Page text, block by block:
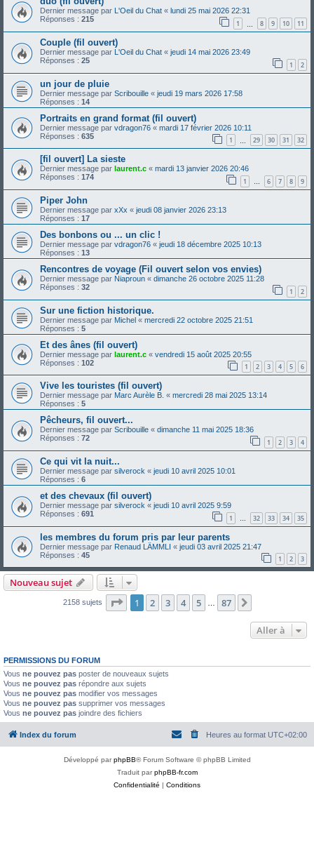
Dernier message par L'Oeil du Chat « lundi 25 mai 2026 22:31
Réponses : 215 1 8 9 10 11
Couple (fil ouvert)
Dernier message par L'Oeil du Chat « jeudi 14 mai 2026 23:49
Réponses : 25 1 2
un jour de pluie
Dernier message par Scribouille « jeudi 19 mars 2026 17:58
Réponses : 14
Portraits en grand format (fil ouvert)
Dernier message par vdragon76 « mardi 17 février 2026 10:11
Réponses : 635 1 29 30 31 32
[fil ouvert] La sieste
Dernier message par laurent.c « mardi 13 janvier 2026 20:46
Réponses : 174 1 … 6 7 8 9
Piper John
Dernier message par xXx « jeudi 08 janvier 2026 23:13
Réponses : 17
Des bonbons ou ... un clic !
Dernier message par vdragon76 « jeudi 18 décembre 2025 10:13
Réponses : 13
Rencontres de voyage (Fil ouvert selon vos envies)
Dernier message par Niaproun « dimanche 26 octobre 2025 11:28
Réponses : 32 1 2
Sur une fiction historique.
Dernier message par Michel « mercredi 22 octobre 2025 21:51
Réponses : 5
Et des ânes (fil ouvert)
Dernier message par laurent.c « vendredi 15 août 2025 20:55
Réponses : 102 1 2 3 4 5 6
Vive les touristes (fil ouvert)
Dernier message par Marc Aurèle B. « mercredi 28 mai 2025 13:14
Réponses : 5
Pêcheurs, fil ouvert...
Dernier message par Scribouille « dimanche 11 mai 2025 18:36
Réponses : 72 1 2 3 4
Ce qui vit la nuit...
Dernier message par silverock « jeudi 10 avril 2025 10:01
Réponses : 6
et des chevaux (fil ouvert)
Dernier message par silverock « jeudi 10 avril 2025 9:59
Réponses : 691 1 32 33 34 35
les membres du forum pris par leur parents
Dernier message par Renaud LÄMMLI « jeudi 03 avril 2025 21:47
Réponses : 45 1 2 3
Nouveau sujet
2158 sujets Page 1sur87
1 2 3 4 5 87
Aller à
PERMISSIONS DU FORUM
Vous ne pouvez pas poster de nouveaux sujets
Vous ne pouvez pas répondre aux sujets
Vous ne pouvez pas modifier vos messages
Vous ne pouvez pas supprimer vos messages
Vous ne pouvez pas joindre des fichiers
Index du forum Heures au format UTC+02:00
Développé parphpBB® Forum Software © phpBB Limited
Traduit parphpBB-fr.com
Confidentialité | Conditions